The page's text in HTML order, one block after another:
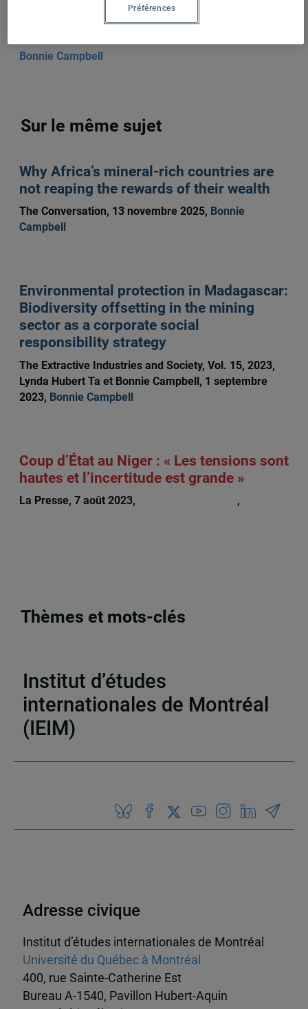
Auteurs-trices
Bonnie Campbell
Sur le même sujet
Why Africa’s mineral-rich countries are
not reaping the rewards of their wealth
The Conversation, 13 novembre 2025, Bonnie
Campbell
Environmental protection in Madagascar:
Biodiversity offsetting in the mining
sector as a corporate social
responsibility strategy
The Extractive Industries and Society, Vol. 15, 2023,
Lynda Hubert Ta et Bonnie Campbell, 1 septembre
2023, Bonnie Campbell
Coup d’État au Niger : « Les tensions sont
hautes et l’incertitude est grande »
La Presse, 7 août 2023, ,
Thèmes et mots-clés
Institut d’études
internationales de Montréal
(IEIM)
Adresse civique
Institut d’études internationales de Montréal
Université du Québec à Montréal
400, rue Sainte-Catherine Est
Bureau A-1540, Pavillon Hubert-Aquin
Préférences